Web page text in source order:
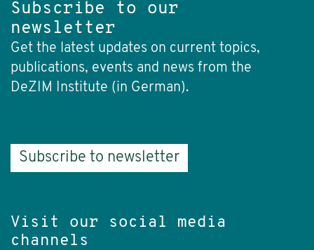
Subscribe to our
newsletter
Get the latest updates on current topics,
publications, events and news from the
DeZIM Institute (in German).
Subscribe to newsletter
Visit our social media
channels